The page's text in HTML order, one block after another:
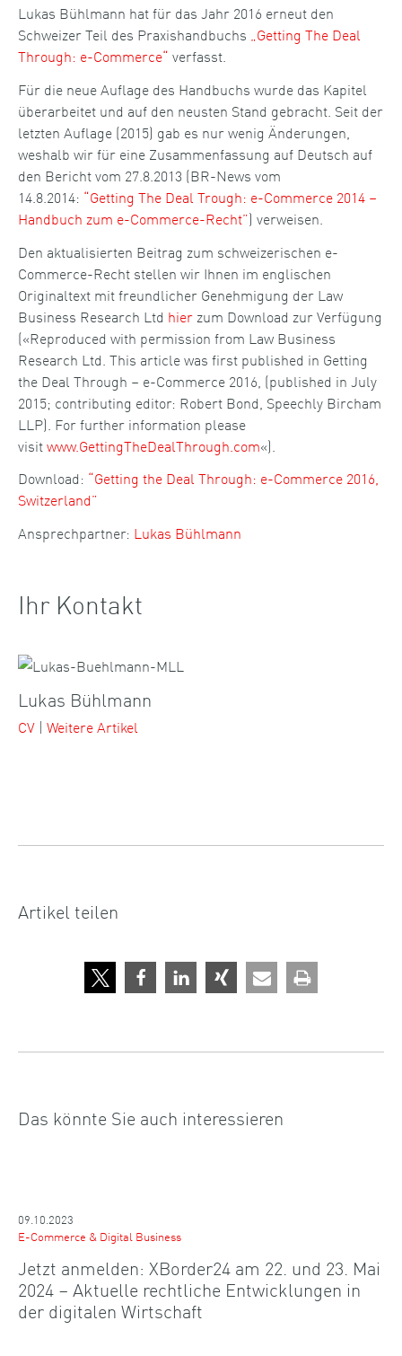
Ihr Kontakt
Lukas Bühlmann
CV | Weitere Artikel
Lukas Bühlmann hat für das Jahr 2016 erneut den
Schweizer Teil des Praxishandbuchs „Getting The Deal
Through: e-Commerce“ verfasst.
Für die neue Auflage des Handbuchs wurde das Kapitel
überarbeitet und auf den neusten Stand gebracht. Seit der
letzten Auflage (2015) gab es nur wenig Änderungen,
weshalb wir für eine Zusammenfassung auf Deutsch auf
den Bericht vom 27.8.2013 (BR-News vom
14.8.2014: “Getting The Deal Trough: e-Commerce 2014 –
Handbuch zum e-Commerce-Recht”) verweisen.
Den aktualisierten Beitrag zum schweizerischen e-
Commerce-Recht stellen wir Ihnen im englischen
Originaltext mit freundlicher Genehmigung der Law
Business Research Ltd hier zum Download zur Verfügung
(«Reproduced with permission from Law Business
Research Ltd. This article was first published in Getting
the Deal Through – e-Commerce 2016, (published in July
2015; contributing editor: Robert Bond, Speechly Bircham
LLP). For further information please
visitwww.GettingTheDealThrough.com«).
Download: “Getting the Deal Through: e-Commerce 2016,
Switzerland”
Ansprechpartner: Lukas Bühlmann
Artikel teilen
Das könnte Sie auch interessieren
09.10.2023
E-Commerce & Digital Business
Jetzt anmelden: XBorder24 am 22. und 23. Mai
2024 – Aktuelle rechtliche Entwicklungen in
der digitalen Wirtschaft